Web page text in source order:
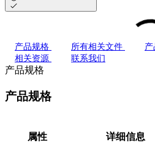
产品规格 所有相关文件 产
相关资源
联系我们
产品规格
产品规格
属性 详细信息